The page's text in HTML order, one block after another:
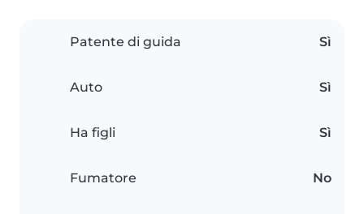
Patente di guida Sì
Auto Sì
Ha figli Sì
Fumatore No